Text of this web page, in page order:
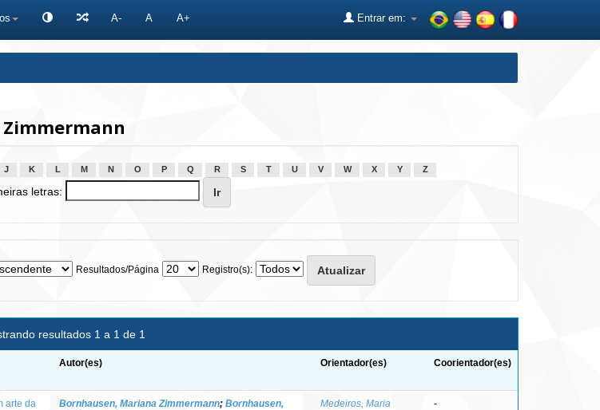
A- A A+ Entrar em:
J K L M N O P Q R S T U V W X Y Z
letras:
Resultados/Página Registro(s):
resultados 1 a 1 de 1
Autor(es) Orientador(es) Coorientador(es)
arte da
Bornhausen, Mariana Zimmermann; Bornhausen,
Medeiros, Maria
-